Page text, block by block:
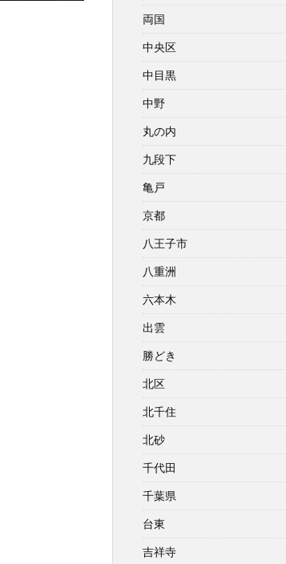
両国
中央区
中目黒
中野
丸の内
九段下
亀戸
京都
八王子市
八重洲
六本木
出雲
勝どき
北区
北千住
北砂
千代田
千葉県
台東
吉祥寺